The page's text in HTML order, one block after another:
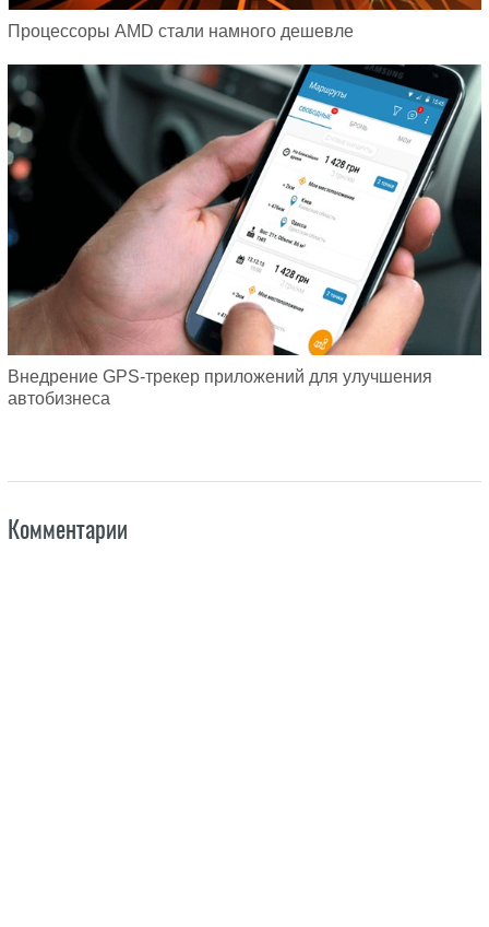
Процессоры AMD стали намного дешевле
Внедрение GPS-трекер приложений для улучшения
автобизнеса
Комментарии